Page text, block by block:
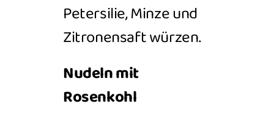
Petersilie,Minze und
Zitronensaft würzen.
Nudeln mit
Rosenkohl